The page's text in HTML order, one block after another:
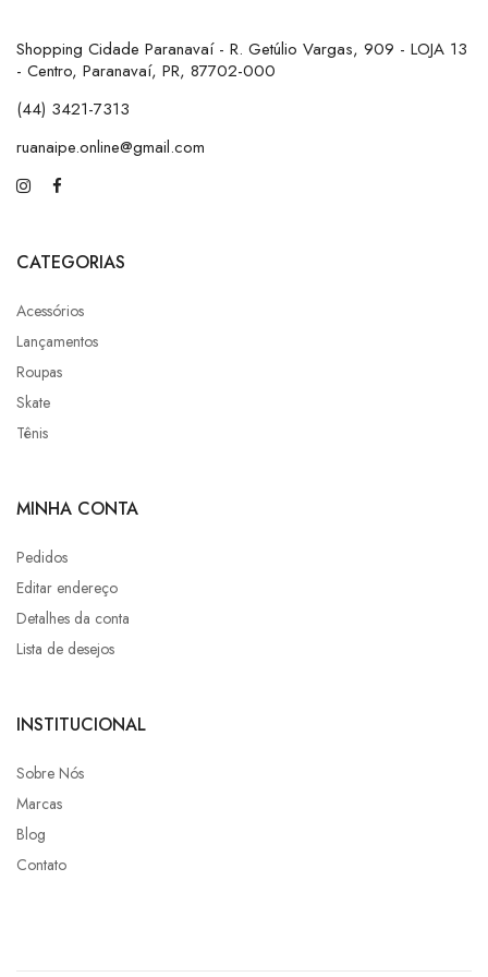
Shopping Cidade Paranavaí - R. Getúlio Vargas, 909 - LOJA 13
- Centro, Paranavaí, PR, 87702-000
(44) 3421-7313
ruanaipe.online@gmail.com
CATEGORIAS
Acessórios
Lançamentos
Roupas
Skate
Tênis
MINHA CONTA
Pedidos
Editar endereço
Detalhes da conta
Lista de desejos
INSTITUCIONAL
Sobre Nós
Marcas
Blog
Contato